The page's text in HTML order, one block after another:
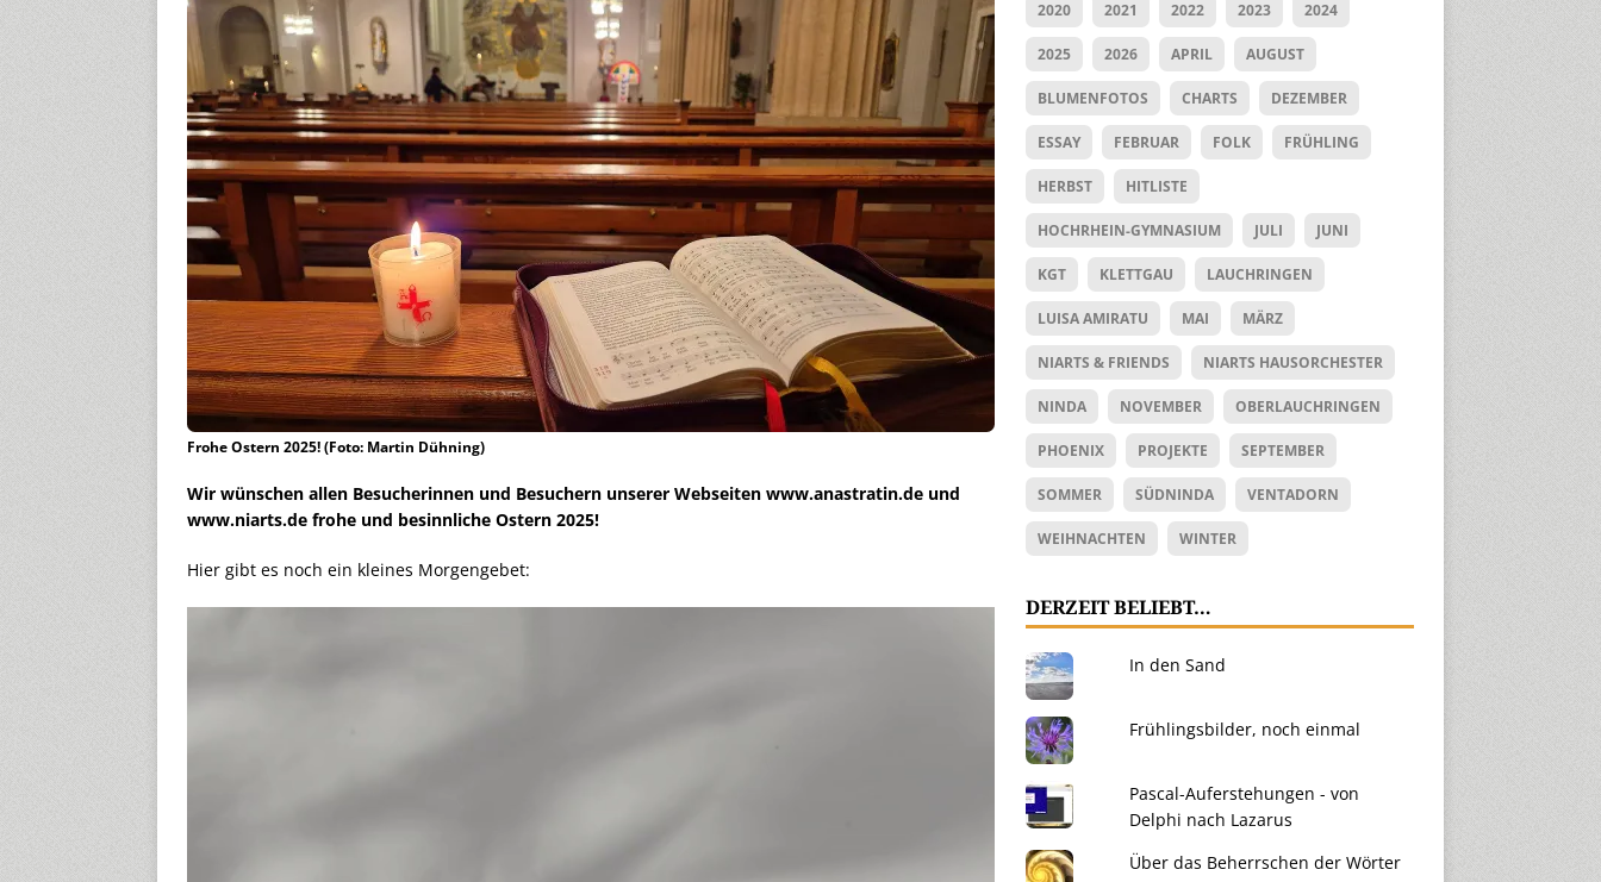
Frohe Ostern 2025! (Foto: Martin Dühning)
Wir wünschen allen Besucherinnen und Besuchern unserer Webseiten www.anastratin.de und
www.niarts.de frohe und besinnliche Ostern 2025!
Hier gibt es noch ein kleines Morgengebet:
2020 2021 2022 2023 2024
2025 2026 APRIL AUGUST
BLUMENFOTOS CHARTS DEZEMBER
ESSAY FEBRUAR FOLK FRÜHLING
HERBST HITLISTE
HOCHRHEIN-GYMNASIUM JULI JUNI
KGT KLETTGAU LAUCHRINGEN
LUISA AMIRATU MAI MÄRZ
NIARTS & FRIENDS NIARTS HAUSORCHESTER
NINDA NOVEMBER OBERLAUCHRINGEN
PHOENIX PROJEKTE SEPTEMBER
SOMMER SÜDNINDA VENTADORN
WEIHNACHTEN WINTER
DERZEIT BELIEBT…
In den Sand
Frühlingsbilder, noch einmal
Pascal-Auferstehungen - von
Delphi nach Lazarus
Über das Beherrschen der Wörter